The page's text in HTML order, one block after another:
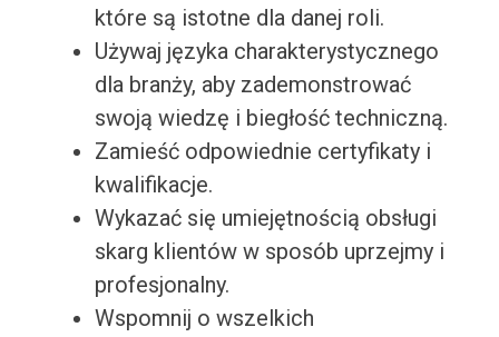
które są istotne dla danej roli.
Używaj języka charakterystycznego
dla branży, aby zademonstrować
swoją wiedzę i biegłość techniczną.
Zamieść odpowiednie certyfikaty i
kwalifikacje.
Wykazać się umiejętnością obsługi
skarg klientów w sposób uprzejmy i
profesjonalny.
Wspomnij o wszelkich